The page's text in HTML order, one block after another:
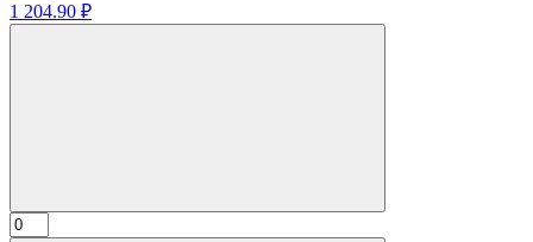
1 204.90 ₽